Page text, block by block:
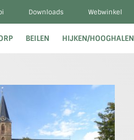
Downloads Webwinkel
BEILEN HIJKEN/HOOGHALEN